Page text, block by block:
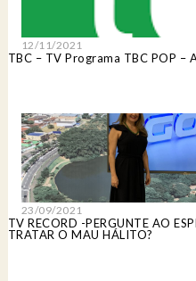
12/11/2021
TBC – TV Programa TBC POP –
23/09/2021
TV RECORD -PERGUNTE AO
TRATAR O MAU HÁLITO?